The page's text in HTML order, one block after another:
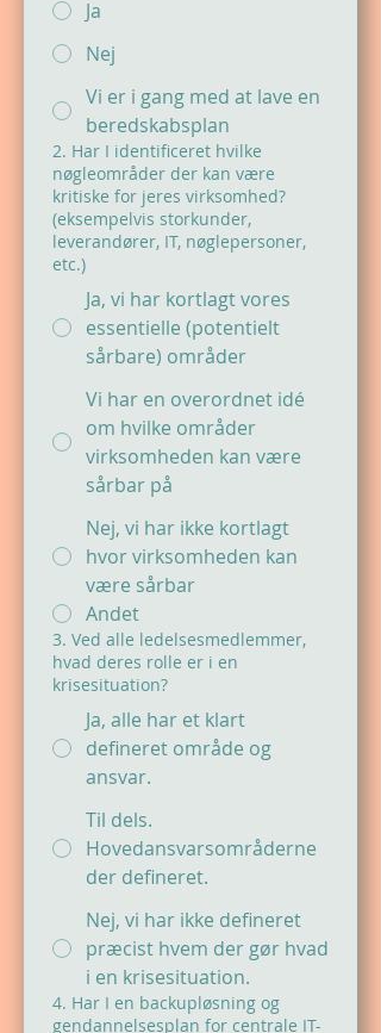
Ja
Nej
Vi er i gang med at lave en
beredskabsplan
2. Har I identificeret hvilke
nøgleområder der kan være
kritiske for jeres virksomhed?
(eksempelvis storkunder,
leverandører, IT, nøglepersoner,
etc.)
Ja, vi har kortlagt vores
essentielle (potentielt
sårbare) områder
Vi har en overordnet idé
om hvilke områder
virksomheden kan være
sårbar på
Nej, vi har ikke kortlagt
hvor virksomheden kan
være sårbar
Andet
3. Ved alle ledelsesmedlemmer,
hvad deres rolle er i en
krisesituation?
Ja, alle har et klart
defineret område og
ansvar.
Til dels.
Hovedansvarsområderne
der defineret.
Nej, vi har ikke defineret
præcist hvem der gør hvad
i en krisesituation.
4. Har I en backupløsning og
gendannelsesplan for centrale IT-